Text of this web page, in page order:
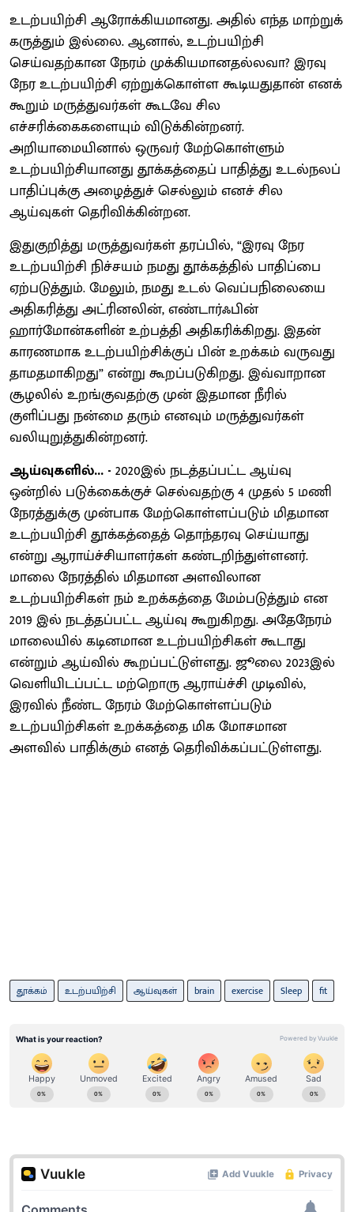
உடற்பயிற்சி ஆரோக்கியமானது. அதில் எந்த மாற்றுக்
கருத்தும் இல்லை. ஆனால், உடற்பயிற்சி
செய்வதற்கான நேரம் முக்கியமானதல்லவா? இரவு
நேர உடற்பயிற்சி ஏற்றுக்கொள்ள கூடியதுதான் எனக்
கூறும் மருத்துவர்கள் கூடவே சில
எச்சரிக்கைகளையும் விடுக்கின்றனர்.
அறியாமையினால் ஒருவர் மேற்கொள்ளும்
உடற்பயிற்சியானது தூக்கத்தைப் பாதித்து உடல்நலப்
பாதிப்புக்கு அழைத்துச் செல்லும் எனச் சில
ஆய்வுகள் தெரிவிக்கின்றன.
இதுகுறித்து மருத்துவர்கள் தரப்பில், “இரவு நேர
உடற்பயிற்சி நிச்சயம் நமது தூக்கத்தில் பாதிப்பை
ஏற்படுத்தும். மேலும், நமது உடல் வெப்பநிலையை
அதிகரித்து அட்ரினலின், எண்டார்ஃபின்
ஹார்மோன்களின் உற்பத்தி அதிகரிக்கிறது. இதன்
காரணமாக உடற்பயிற்சிக்குப் பின் உறக்கம் வருவது
தாமதமாகிறது” என்று கூறப்படுகிறது. இவ்வாறான
சூழலில் உறங்குவதற்கு முன் இதமான நீரில்
குளிப்பது நன்மை தரும் எனவும் மருத்துவர்கள்
வலியுறுத்துகின்றனர்.
ஆய்வுகளில்... - 2020இல் நடத்தப்பட்ட ஆய்வு
ஒன்றில் படுக்கைக்குச் செல்வதற்கு 4 முதல் 5 மணி
நேரத்துக்கு முன்பாக மேற்கொள்ளப்படும் மிதமான
உடற்பயிற்சி தூக்கத்தைத் தொந்தரவு செய்யாது
என்று ஆராய்ச்சியாளர்கள் கண்டறிந்துள்ளனர்.
மாலை நேரத்தில் மிதமான அளவிலான
உடற்பயிற்சிகள் நம் உறக்கத்தை மேம்படுத்தும் என
2019 இல் நடத்தப்பட்ட ஆய்வு கூறுகிறது. அதேநேரம்
மாலையில் கடினமான உடற்பயிற்சிகள் கூடாது
என்றும் ஆய்வில் கூறப்பட்டுள்ளது. ஜூலை 2023இல்
வெளியிடப்பட்ட மற்றொரு ஆராய்ச்சி முடிவில்,
இரவில் நீண்ட நேரம் மேற்கொள்ளப்படும்
உடற்பயிற்சிகள் உறக்கத்தை மிக மோசமான
அளவில் பாதிக்கும் எனத் தெரிவிக்கப்பட்டுள்ளது.
தூக்கம் உடற்பயிற்சி ஆய்வுகள் brain exercise Sleep fit